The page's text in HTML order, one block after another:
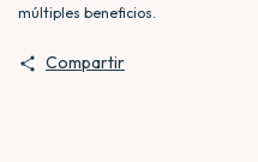
múltiples beneficios.
Compartir